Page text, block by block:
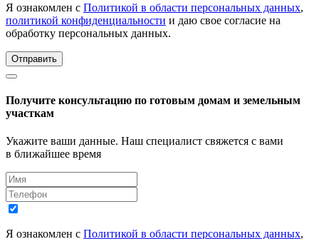
Я ознакомлен с Политикой в области персональных данных,
политикой конфиденциальности и даю свое согласие на
обработку персональных данных.
Отправить
Получите консультацию по готовым домам и земельным
участкам
Укажите ваши данные. Наш специалист свяжется с вами
в ближайшее время
Я ознакомлен с Политикой в области персональных данных,